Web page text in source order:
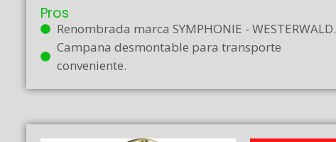
Pros
Renombrada marca SYMPHONIE - WESTERWALD.
Campana desmontable para transporte
conveniente.